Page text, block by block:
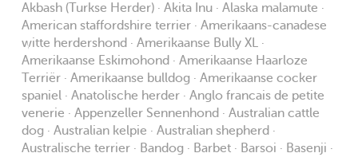
Akbash (Turkse Herder) · Akita Inu · Alaska malamute ·
American staffordshire terrier · Amerikaans-canadese
witte herdershond · Amerikaanse Bully XL ·
Amerikaanse Eskimohond · Amerikaanse Haarloze
Terriër · Amerikaanse bulldog · Amerikaanse cocker
spaniel · Anatolische herder · Anglo francais de petite
venerie · Appenzeller Sennenhond · Australian cattle
dog · Australian kelpie · Australian shepherd ·
Australische terrier · Bandog · Barbet · Barsoi · Basenji ·